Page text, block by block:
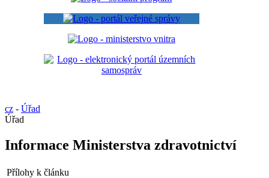
cz - Úřad
Úřad
Informace Ministerstva zdravotnictví
Přílohy k článku